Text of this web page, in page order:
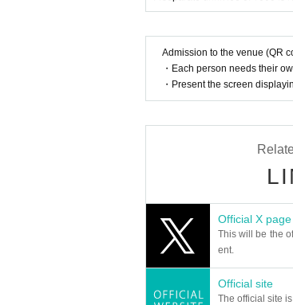
特撮好きのスタッフと特
箱』
そのフタがゆっくりと
【STORY/INTRO】
その昔、ヤマタノオロ
ロチのひとつの首は落
女のもとから離れ旅立っ
稲田大和（山本十三）
の日々を送っていた。
伝っていた。
一方で守銭奴妖怪ハン
と呼ぶ少女リン（イ・
Admission to the venue (QR
・Each person needs their
・Present the screen
Official X page
This will be the
ent.
Official site
The official site